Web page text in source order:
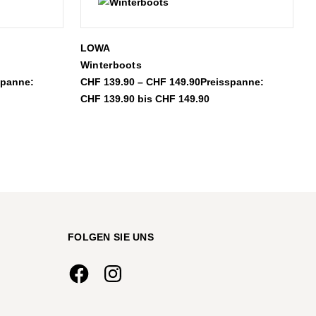
LOWA
Winterboots
CHF 139.90 – CHF 149.90Preisspanne:
CHF 139.90 bis CHF 149.90
FOLGEN SIE UNS